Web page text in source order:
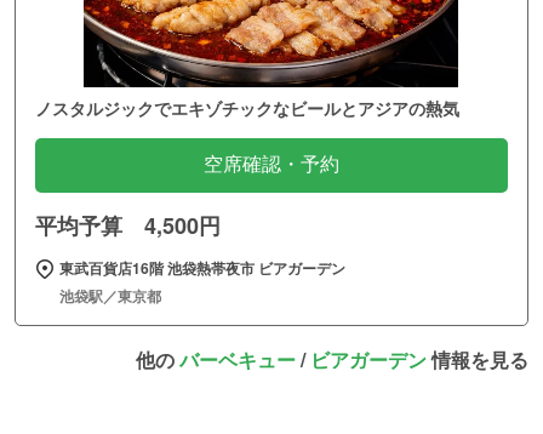
ノスタルジックでエキゾチックなビールとアジアの熱気
空席確認・予約
平均予算 4,500円
東武百貨店16階 池袋熱帯夜市 ビアガーデン
池袋駅／東京都
他のバーベキュー/ ビアガーデン情報を見る